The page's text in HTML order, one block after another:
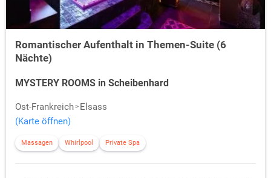
Romantischer Aufenthalt in Themen-Suite (6
Nächte)
MYSTERY ROOMS in Scheibenhard
Ost-Frankreich
Elsass
(Karte öffnen)
Massagen Whirlpool Private Spa